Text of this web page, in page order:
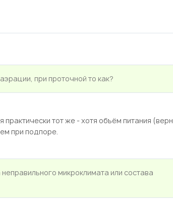
при проточной то как?
тот же - хотя объём питания
при подпоре.
микроклимата или состава